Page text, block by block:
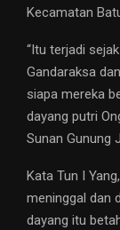
Kecamatan
“Itu terjadi
Gandaraksa
siapa mereka
dayang putri
Sunan Gunung
Kata Tun I
meninggal dan
dayang itu